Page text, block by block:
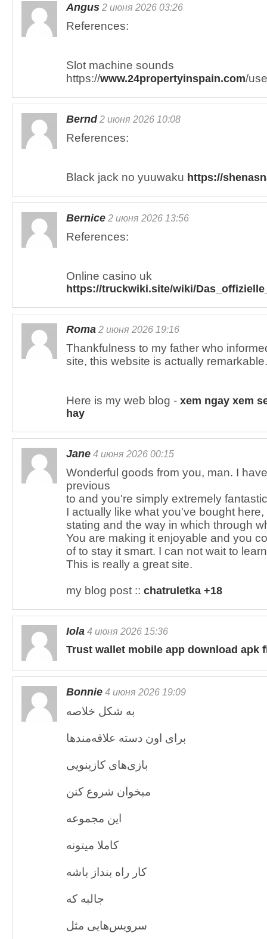
Angus 2 июня 2026 03:26
References:
Slot machine sounds
https://www.24propertyinspain.com/
Bernd2 июня 2026 10:08
References:
Black jack no yuuwaku https://
Bernice 2 июня 2026 13:56
References:
Online casino uk
https://truckwiki.site/wiki/
Roma 2 июня 2026 19:16
Thankfulness to my father who
site, this website is actually remarkable.
Here is my web blog - xem ngay xem
hay
Jane 4 июня 2026 00:15
Wonderful goods from you, man. I
previous
to and you're simply extremely
I actually like what you've bought
stating and the way in which through
You are making it enjoyable and you
of to stay it smart. I can not wait to
This is really a great site.
my blog post :: chatruletka +18
Iola 4 июня 2026 15:36
Trust wallet mobile app download apk
Bonnie 4 июня 2026 19:09
به شکل خلاصه
برای اون دسته علاقه‌مندها
بازی‌های کازینویی
میخوان شروع کنن
این مجموعه
کاملا میتونه
کار راه بنداز باشه
جالبه که
سرویس‌هایی مثل